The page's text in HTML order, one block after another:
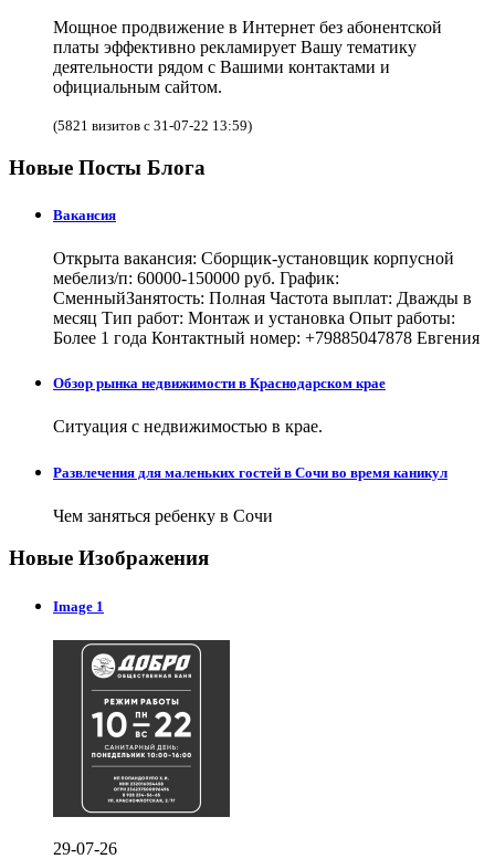
Мощное продвижение в Интернет без абонентской
платы эффективно рекламирует Вашу тематику
деятельности рядом с Вашими контактами и
официальным сайтом.
(5821 визитов с 31-07-22 13:59)
Новые Посты Блога
Вакансия
Открыта вакансия: Сборщик-установщик корпусной
мебелиз/п: 60000-150000 руб. График:
СменныйЗанятость: Полная Частота выплат: Дважды в
месяц Тип работ: Монтаж и установка Опыт работы:
Более 1 года Контактный номер: +79885047878 Евгения
Обзор рынка недвижимости в Краснодарском крае
Ситуация с недвижимостью в крае.
Развлечения для маленьких гостей в Сочи во время каникул
Чем заняться ребенку в Сочи
Новые Изображения
Image 1
29-07-26